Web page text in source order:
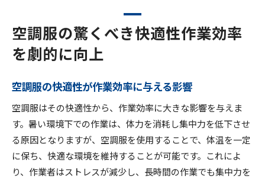
空調服がもたらす涼しさその実力を徹底解説
涼しさをもたらす空調服のメカニズム
空調服の技術革新とその実力
空調服で過ごす快適な一日
様々なシーンで活躍する空調服のポテンシャル
空調服の効果を最大限に引き出す方法
夏の暑さを忘れる空調服の選び方ポイント
用途別に選ぶ空調服のポイント
空調服の驚くべき快適性作業効率
を劇的に向上
空調服の快適性が作業効率に与える影響
空調服はその快適性から、作業効率に大きな影響を与えま
す。暑い環境下での作業は、体力を消耗し集中力を低下させ
る原因となりますが、空調服を使用することで、体温を一定
に保ち、快適な環境を維持することが可能です。これによ
り、作業者はストレスが減少し、長時間の作業でも集中力を